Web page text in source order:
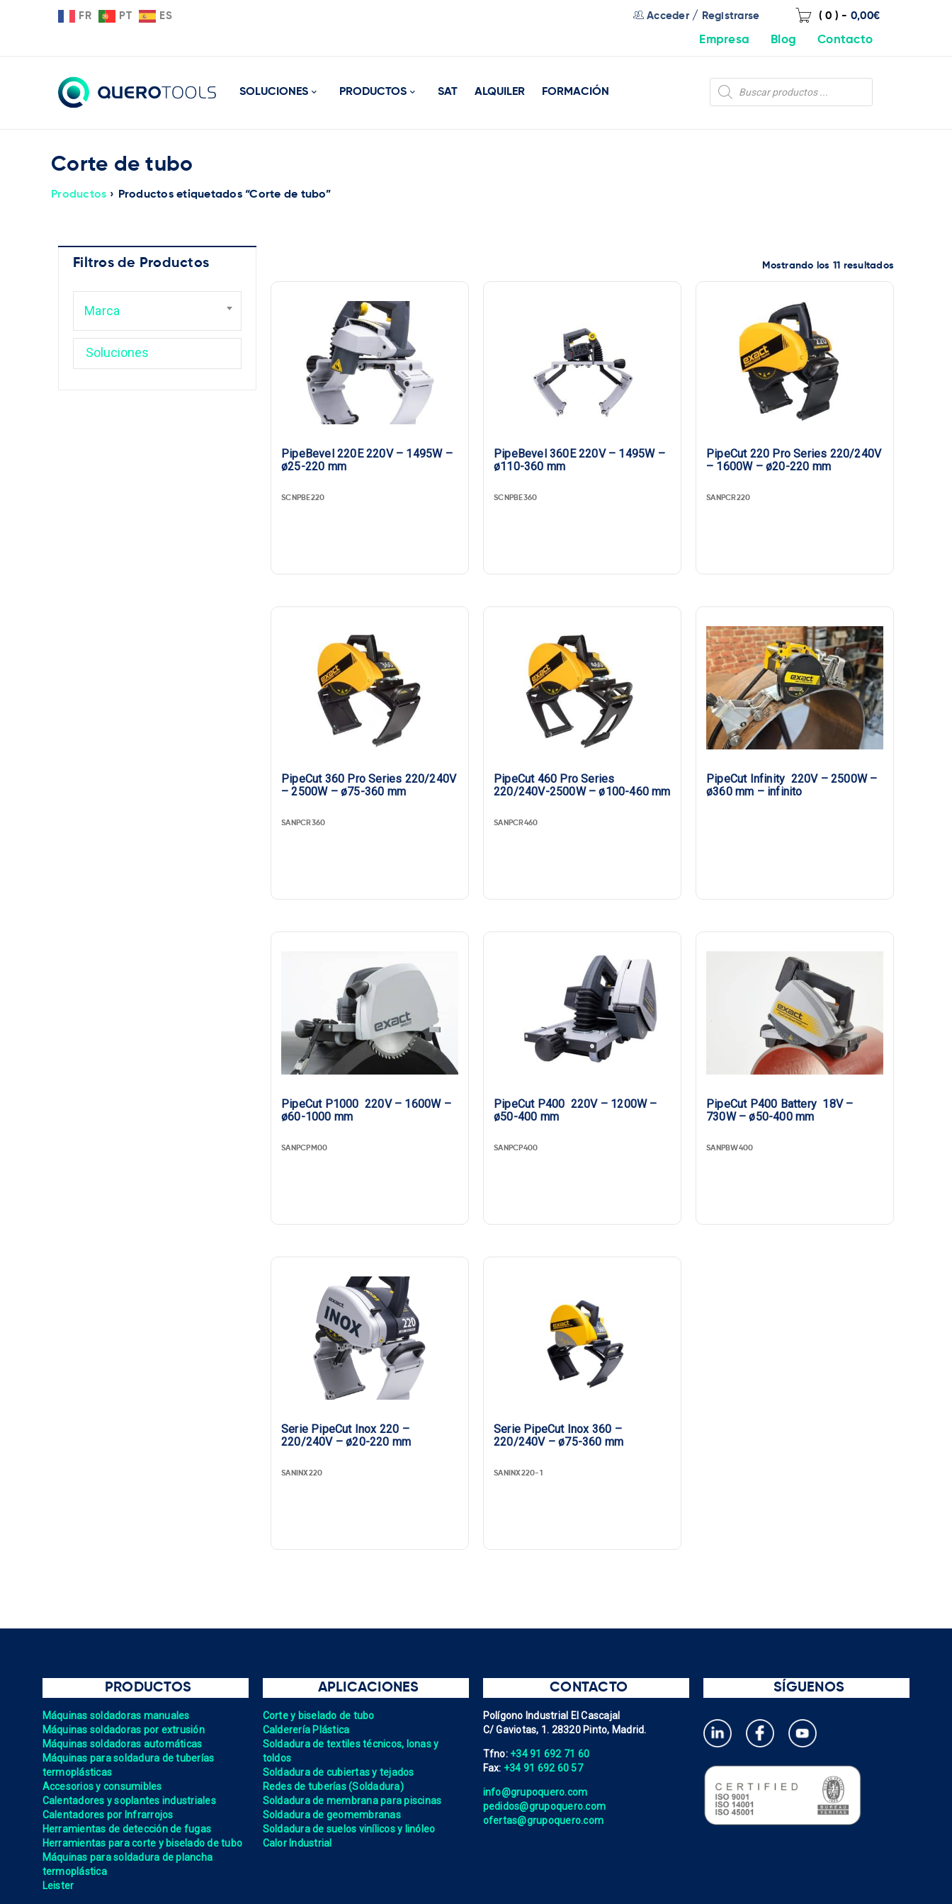
FR PT ES ( 0 ) - 0,00€
Acceder/ Registrarse
Empresa Blog Contacto
SOLUCIONES PRODUCTOS SAT ALQUILER FORMACIÓN
Corte de tubo
Productos › Productos etiquetados “Corte de tubo”
Filtros de Productos
Marca
Mostrando los 11 resultados
PipeBevel 220E 220V – 1495W –
ø25-220 mm
SCNPBE220
PipeBevel 360E 220V – 1495W –
ø110-360 mm
SCNPBE360
PipeCut 220 Pro Series 220/240V
– 1600W – ø20-220 mm
SANPCR220
PipeCut 360 Pro Series 220/240V
– 2500W – ø75-360 mm
SANPCR360
PipeCut 460 Pro Series
220/240V-2500W – ø100-460 mm
SANPCR460
PipeCut Infinity 220V – 2500W –
ø360 mm – infinito
PipeCut P1000 220V – 1600W –
ø60-1000 mm
SANPCPM00
PipeCut P400 220V – 1200W –
ø50-400 mm
SANPCP400
PipeCut P400 Battery 18V –
730W – ø50-400 mm
SANPBW400
Serie PipeCut Inox 220 –
220/240V – ø20-220 mm
SANINX220
Serie PipeCut Inox 360 –
220/240V – ø75-360 mm
SANINX220-1
PRODUCTOS
Máquinas soldadoras manuales
Máquinas soldadoras por extrusión
Máquinas soldadoras automáticas
Máquinas para soldadura de tuberías
termoplásticas
Accesorios y consumibles
Calentadores y soplantes industriales
Calentadores por Infrarrojos
Herramientas de detección de fugas
Herramientas para corte y biselado de tubo
Máquinas para soldadura de plancha
termoplástica
Leister
APLICACIONES
Corte y biselado de tubo
Calderería Plástica
Soldadura de textiles técnicos, lonas y
toldos
Soldadura de cubiertas y tejados
Redes de tuberías (Soldadura)
Soldadura de membrana para piscinas
Soldadura de geomembranas
Soldadura de suelos vinílicos y linóleo
Calor Industrial
CONTACTO
Polígono Industrial El Cascajal
C/ Gaviotas, 1. 28320 Pinto, Madrid.
Tfno: +34 91 692 71 60
Fax: +34 91 692 60 57
info@grupoquero.com
pedidos@grupoquero.com
ofertas@grupoquero.com
SÍGUENOS